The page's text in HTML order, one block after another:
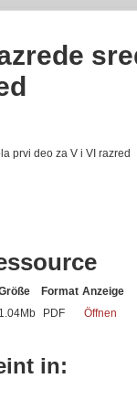
prvi deo za V i VI razred
Format Anzeige
PDF Öffnen
in: